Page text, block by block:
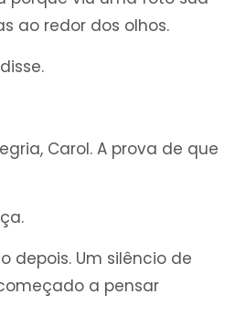
ao redor dos olhos.
Carol. A prova de que
depois. Um silêncio de
a pensar